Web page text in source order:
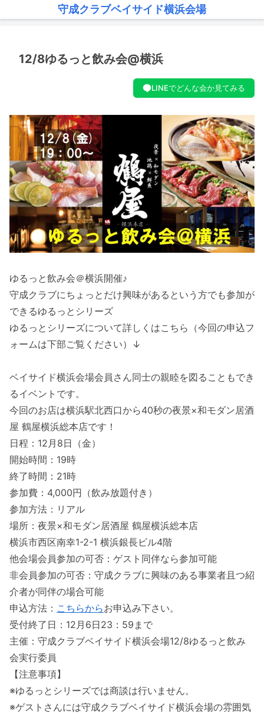
守成クラブベイサイド横浜会場
12/8ゆるっと飲み会@横浜
LINEでどんな会か見てみる
ゆるっと飲み会＠横浜開催♪
守成クラブにちょっとだけ興味があるという方でも参加が
できるゆるっとシリーズ
ゆるっとシリーズについて詳しくはこちら（今回の申込フ
ォームは下部ご覧ください）↓
ベイサイド横浜会場会員さん同士の親睦を図ることもでき
るイベントです。
今回のお店は横浜駅北西口から40秒の夜景×和モダン居酒
屋 鶴屋横浜総本店です！
日程：12月8日（金）
開始時間：19時
終了時間：21時
参加費：4,000円（飲み放題付き）
参加方法：リアル
場所：夜景×和モダン居酒屋 鶴屋横浜総本店
横浜市西区南幸1-2-1 横浜銀長ビル4階
他会場会員参加の可否：ゲスト同伴なら参加可能
非会員参加の可否：守成クラブに興味のある事業者且つ紹
介者が同伴の場合可能
申込方法： こちらからお申込み下さい。
受付終了日：12月6日23：59まで
主催：守成クラブベイサイド横浜会場12/8ゆるっと飲み
会実行委員
【注意事項】
※ゆるっとシリーズでは商談は行いません。
※ゲストさんには守成クラブベイサイド横浜会場の雰囲気